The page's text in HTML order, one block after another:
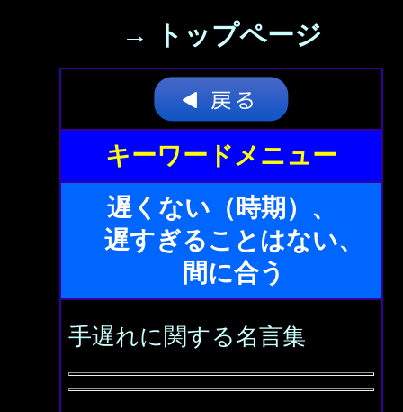
→ トップページ
キーワードメニュー
遅くない（時期）、
遅すぎることはない、
間に合う
手遅れに関する名言集